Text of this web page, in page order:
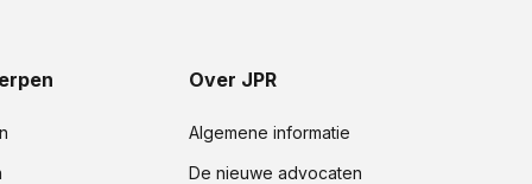
Over JPR
Algemene informatie
De nieuwe advocaten